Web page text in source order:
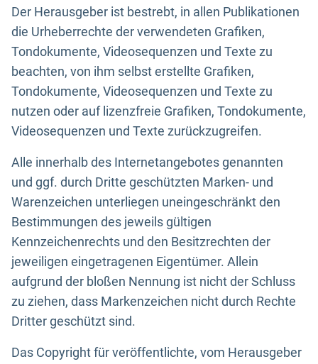
Der Herausgeber ist bestrebt, in allen Publikationen
die Urheberrechte der verwendeten Grafiken,
Tondokumente, Videosequenzen und Texte zu
beachten, von ihm selbst erstellte Grafiken,
Tondokumente, Videosequenzen und Texte zu
nutzen oder auf lizenzfreie Grafiken, Tondokumente,
Videosequenzen und Texte zurückzugreifen.
Alle innerhalb des Internetangebotes genannten
und ggf. durch Dritte geschützten Marken- und
Warenzeichen unterliegen uneingeschränkt den
Bestimmungen des jeweils gültigen
Kennzeichenrechts und den Besitzrechten der
jeweiligen eingetragenen Eigentümer. Allein
aufgrund der bloßen Nennung ist nicht der Schluss
zu ziehen, dass Markenzeichen nicht durch Rechte
Dritter geschützt sind.
Das Copyright für veröffentlichte, vom Herausgeber